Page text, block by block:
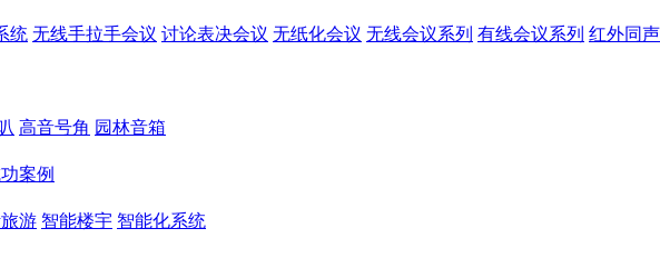
统 无线手拉手会议 讨论表决会议 无纸化会议 无线会议系列 有线会议系列 红外同
高音号角 园林音箱
案例
游 智能楼宇 智能化系统